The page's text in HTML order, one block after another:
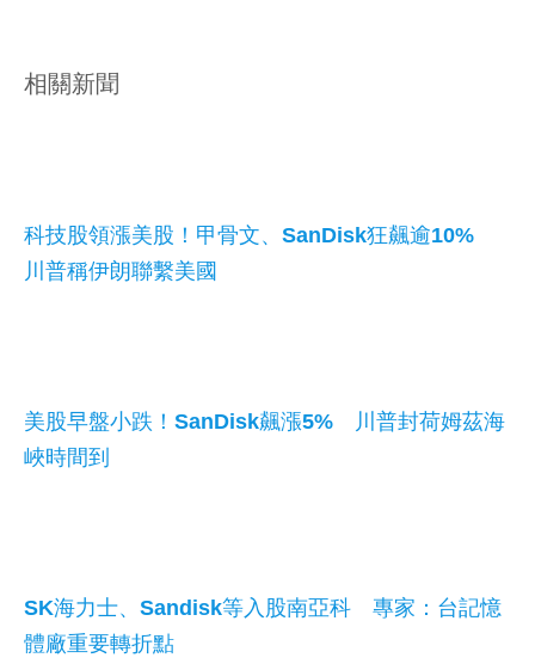
相關新聞
科技股領漲美股！甲骨文、SanDisk狂飆逾10%
川普稱伊朗聯繫美國
美股早盤小跌！SanDisk飆漲5% 川普封荷姆茲海
峽時間到
SK海力士、Sandisk等入股南亞科 專家：台記憶
體廠重要轉折點